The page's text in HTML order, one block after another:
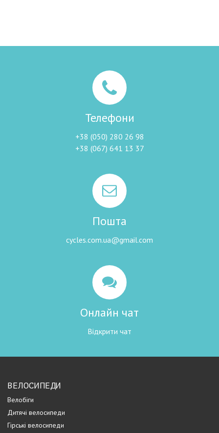
Телефони
+38 (050) 280 26 98
+38 (067) 641 13 37
Пошта
cycles.com.ua@gmail.com
Онлайн чат
Відкрити чат
ВЕЛОСИПЕДИ
Велобіги
Дитячі велосипеди
Гірські велосипеди